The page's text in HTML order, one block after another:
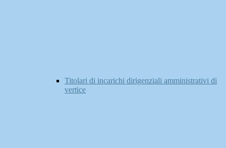
Titolari di incarichi dirigenziali amministrativi di
vertice